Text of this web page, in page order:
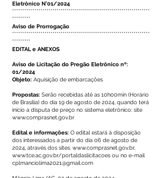
Eletrônico N°01/2024
********************************************************************
*********
Aviso de Prorrogação
********************************************************************
*********
EDITAL e ANEXOS
Aviso de Licitação do Pregão Eletrônico nº:
01/2024
Objeto: Aquisição de embarcações
Propostas: Serão recebidas até as 10h00min (Horário
de Brasília) do dia 19 de agosto de 2024, quando terá
início a disputa de preço no sistema eletrônico: site
www.comprasnet.gov.br
Edital e informações: O edital estará à disposição
dos interessados a partir do dia 06 de agosto de
2024, através dos sites: www.comprasnet.gov.br,
www.tce.ac.gov.br/portaldaslicitacoes ou no e-mail
cplmanciolima2021@gmail.com